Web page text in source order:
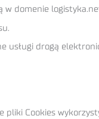
w domenie
usługi drogą
Cookies